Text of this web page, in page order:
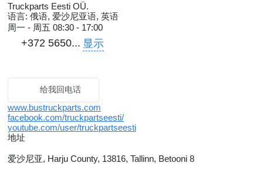
Truckparts Eesti OÜ.
语言: 俄语, 爱沙尼亚语, 英语
周一 - 周五 08:30 - 17:00
+372 5650... 显示
给我回电话
www.bustruckparts.com
facebook.com/truckpartseesti/
youtube.com/user/truckpartseesti
地址
爱沙尼亚, Harju County, 13816, Tallinn, Betooni 8